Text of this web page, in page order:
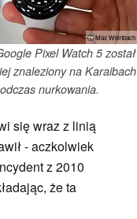
ⓘ Max Weinbach
Pixel Watch 5 został
znaleziony na Karaibach
nurkowania.
się wraz z linią
- aczkolwiek
z 2010
że ta